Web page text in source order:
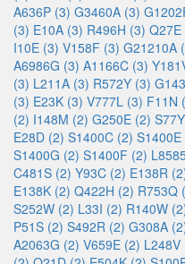
A636P (3) G3460A (3)
(3) E10A (3) R496H (3) Q27E
I10E (3) V158F (3) G21210A
A6986G (3) A1166C (3)
(3) L211A (3) R572Y (3)
(3) E23K (3) V777L (3) F11N
(2) I148M (2) G250E (2)
E28D (2) S1400C (2) S1400E
S1400G (2) S1400F (2)
C481S (2) Y93C (2) E138R
E138K (2) Q422H (2) R753Q
S252W (2) L33I (2) R140W
P51S (2) S492R (2) G308A
A2063G (2) V659E (2) L248V